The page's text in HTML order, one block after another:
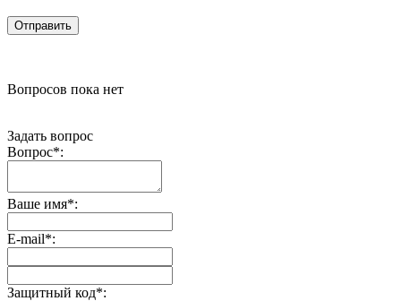
Вопросов пока нет
Задать вопрос
Вопрос*:
Ваше имя*:
E-mail*:
Защитный код*: